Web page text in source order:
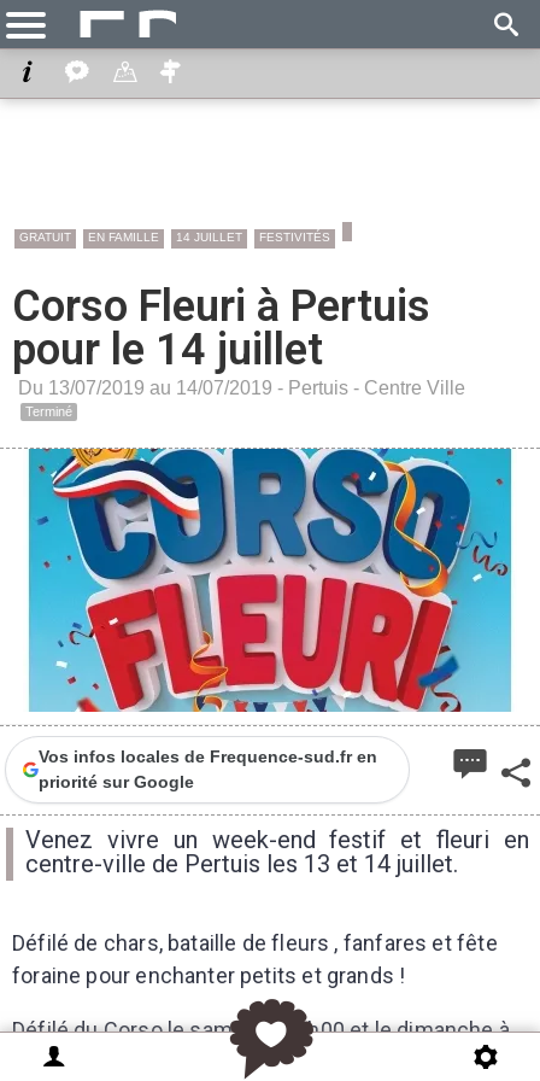
GRATUIT EN FAMILLE 14 JUILLET FESTIVITÉS
Corso Fleuri à Pertuis
pour le 14 juillet
Du 13/07/2019 au 14/07/2019 - Pertuis - Centre Ville
Terminé
Vos infos locales de Frequence-sud.fr en
priorité sur Google
Venez vivre un week-end festif et fleuri en
centre-ville de Pertuis les 13 et 14 juillet.
Défilé de chars, bataille de fleurs , fanfares et fête
foraine pour enchanter petits et grands !
Défilé du Corso le samedi à 20h00 et le dimanche à
17h00.